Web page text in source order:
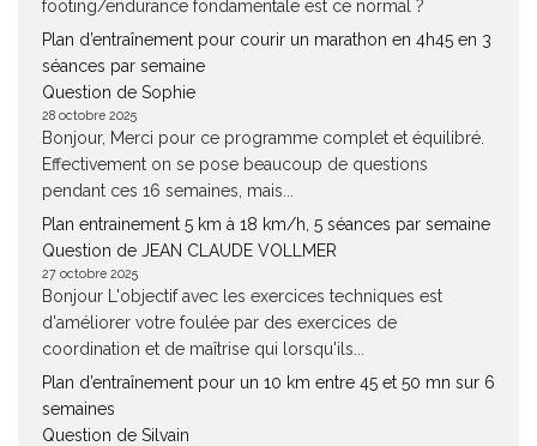
footing/endurance fondamentale est ce normal ?
Plan d’entraînement pour courir un marathon en 4h45 en 3
séances par semaine
Question de Sophie
28 octobre 2025
Bonjour, Merci pour ce programme complet et équilibré.
Effectivement on se pose beaucoup de questions
pendant ces 16 semaines, mais...
Plan entrainement 5 km à 18 km/h, 5 séances par semaine
Question de JEAN CLAUDE VOLLMER
27 octobre 2025
Bonjour L'objectif avec les exercices techniques est
d'améliorer votre foulée par des exercices de
coordination et de maîtrise qui lorsqu'ils...
Plan d’entraînement pour un 10 km entre 45 et 50 mn sur 6
semaines
Question de Silvain